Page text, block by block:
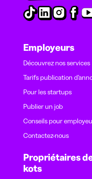
Employeurs
Découvrez nos services
Tarifs publication
Pour les startups
Publier un job
Conseils pour
Contactez-nous
Propriétaires
kots